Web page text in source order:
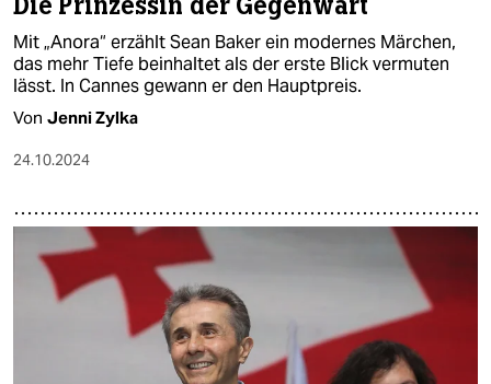
Mit „Anora“ erzählt Sean Baker ein modernes Märchen,
das mehr Tiefe beinhaltet als der erste Blick vermuten
lässt. In Cannes gewann er den Hauptpreis.
Von Jenni Zylka
24.10.2024